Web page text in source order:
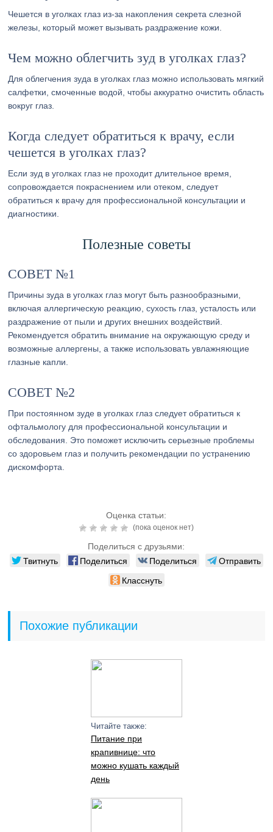
Чешется в уголках глаз из-за накопления секрета слезной
железы, который может вызывать раздражение кожи.
Чем можно облегчить зуд в уголках глаз?
Для облегчения зуда в уголках глаз можно использовать мягкий
салфетки, смоченные водой, чтобы аккуратно очистить область
вокруг глаз.
Когда следует обратиться к врачу, если
чешется в уголках глаз?
Если зуд в уголках глаз не проходит длительное время,
сопровождается покраснением или отеком, следует
обратиться к врачу для профессиональной консультации и
диагностики.
Полезные советы
СОВЕТ №1
Причины зуда в уголках глаз могут быть разнообразными,
включая аллергическую реакцию, сухость глаз, усталость или
раздражение от пыли и других внешних воздействий.
Рекомендуется обратить внимание на окружающую среду и
возможные аллергены, а также использовать увлажняющие
глазные капли.
СОВЕТ №2
При постоянном зуде в уголках глаз следует обратиться к
офтальмологу для профессиональной консультации и
обследования. Это поможет исключить серьезные проблемы
со здоровьем глаз и получить рекомендации по устранению
дискомфорта.
Оценка статьи:
(пока оценок нет)
Поделиться с друзьями:
Твитнуть Поделиться Поделиться
Отправить
Класснуть
Похожие публикации
Читайте также:
Питание при
крапивнице: что
можно кушать каждый
день